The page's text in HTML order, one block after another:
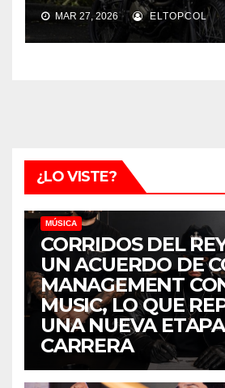
MAR 27, 2026 ELTOPCOL
¿LO VISTE?
MÚSICA
CORRIDOS DEL
UN ACUERDO DE
MANAGEMENT
MUSIC, LO QUE
UNA NUEVA
CARRERA